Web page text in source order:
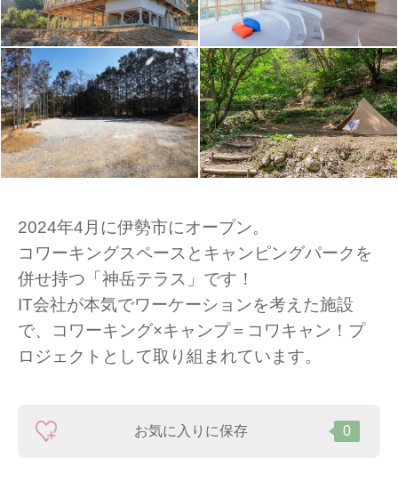
2024年4月に伊勢市にオープン。
コワーキングスペースとキャンピングパークを
併せ持つ「神岳テラス」です！
IT会社が本気でワーケーションを考えた施設
で、コワーキング×キャンプ＝コワキャン！プ
ロジェクトとして取り組まれています。
お気に入りに保存 0